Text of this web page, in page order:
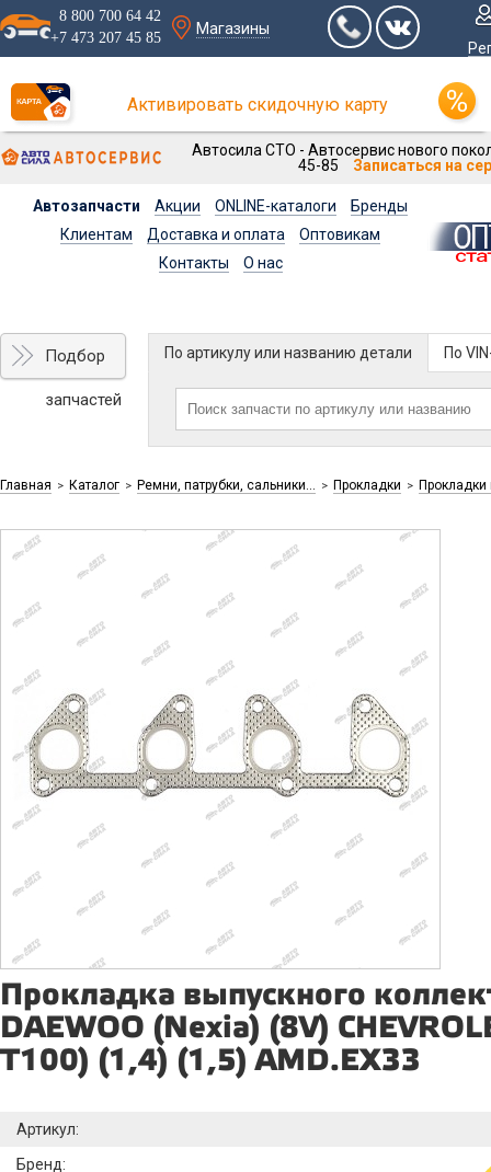
8 800 700 64 42
+7 473 207 45 85
Магазины
Активировать скидочную карту
Автосила СТО - Автосервис нового
45-85
Записаться на
Автозапчасти Акции ONLINE-каталоги
Бренды
Клиентам
Доставка и оплата
Оптовикам
Контакты
О нас
Подбор
запчастей
По артикулу или названию детали По
Главная > Каталог > Ремни, патрубки, сальники... > Прокладки >
Прокладка выпускного
DAEWOO (Nexia) (8V)
T100) (1,4) (1,5) AMD.EX33
Артикул:
Бренд: